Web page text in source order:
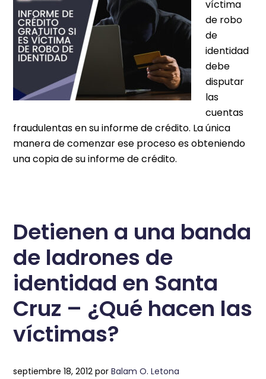
víctima
de robo
de
identidad
debe
disputar
las
cuentas
fraudulentas en su informe de crédito. La única
manera de comenzar ese proceso es obteniendo
una copia de su informe de crédito.
Detienen a una banda
de ladrones de
identidad en Santa
Cruz – ¿Qué hacen las
víctimas?
septiembre 18, 2012 porBalam O. Letona